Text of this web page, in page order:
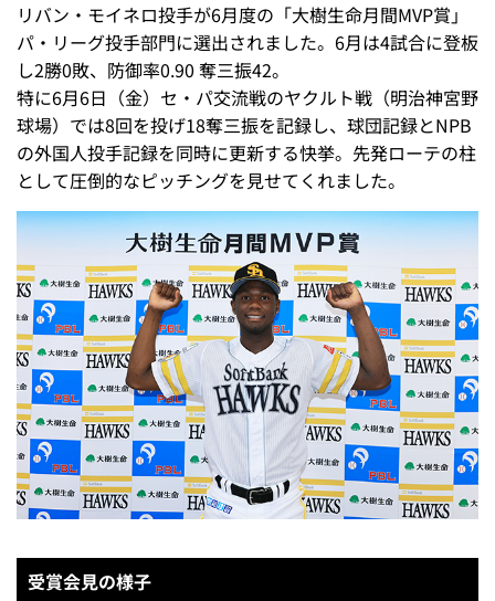
リバン・モイネロ投手が6月度の「大樹生命月間MVP賞」
パ・リーグ投手部門に選出されました。6月は4試合に登板
し2勝0敗、防御率0.90 奪三振42。
特に6月6日（金）セ・パ交流戦のヤクルト戦（明治神宮野
球場）では8回を投げ18奪三振を記録し、球団記録とNPB
の外国人投手記録を同時に更新する快挙。先発ローテの柱
として圧倒的なピッチングを見せてくれました。
受賞会見の様子